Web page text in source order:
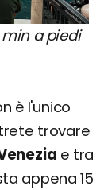
a piedi
è l'unico
trovare
e tra
appena 15